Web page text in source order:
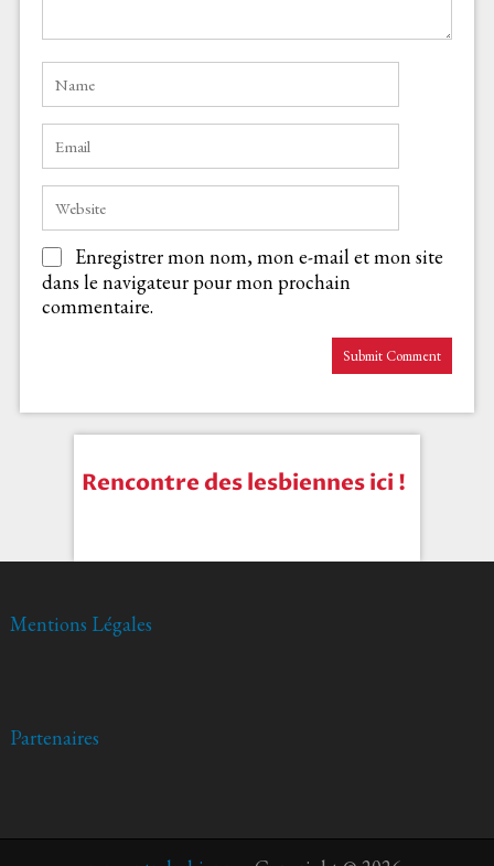
Enregistrer mon nom, mon e-mail et mon site
dans le navigateur pour mon prochain
commentaire.
Rencontre des lesbiennes ici !
Mentions Légales
Partenaires